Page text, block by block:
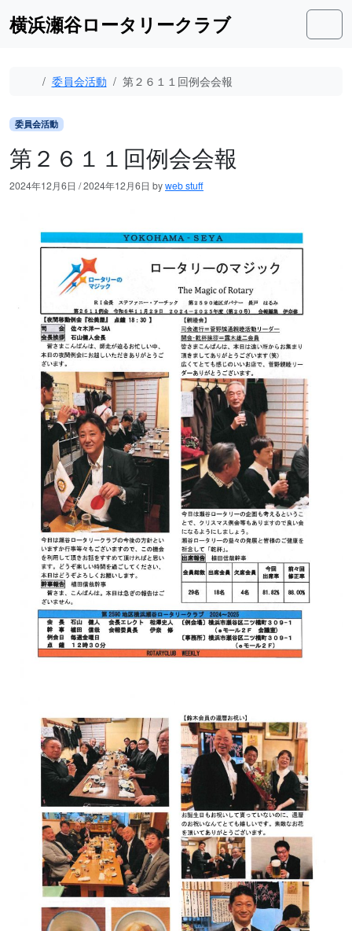
横浜瀬谷ロータリークラブ
Home
委員会活動 第２６１１回例会会報
委員会活動
第２６１１回例会会報
2024年12月6日 /2024年12月6日 byweb stuff